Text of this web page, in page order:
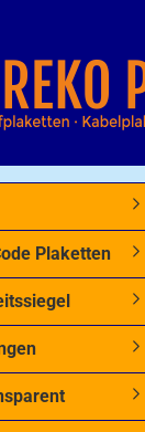
Plaketten